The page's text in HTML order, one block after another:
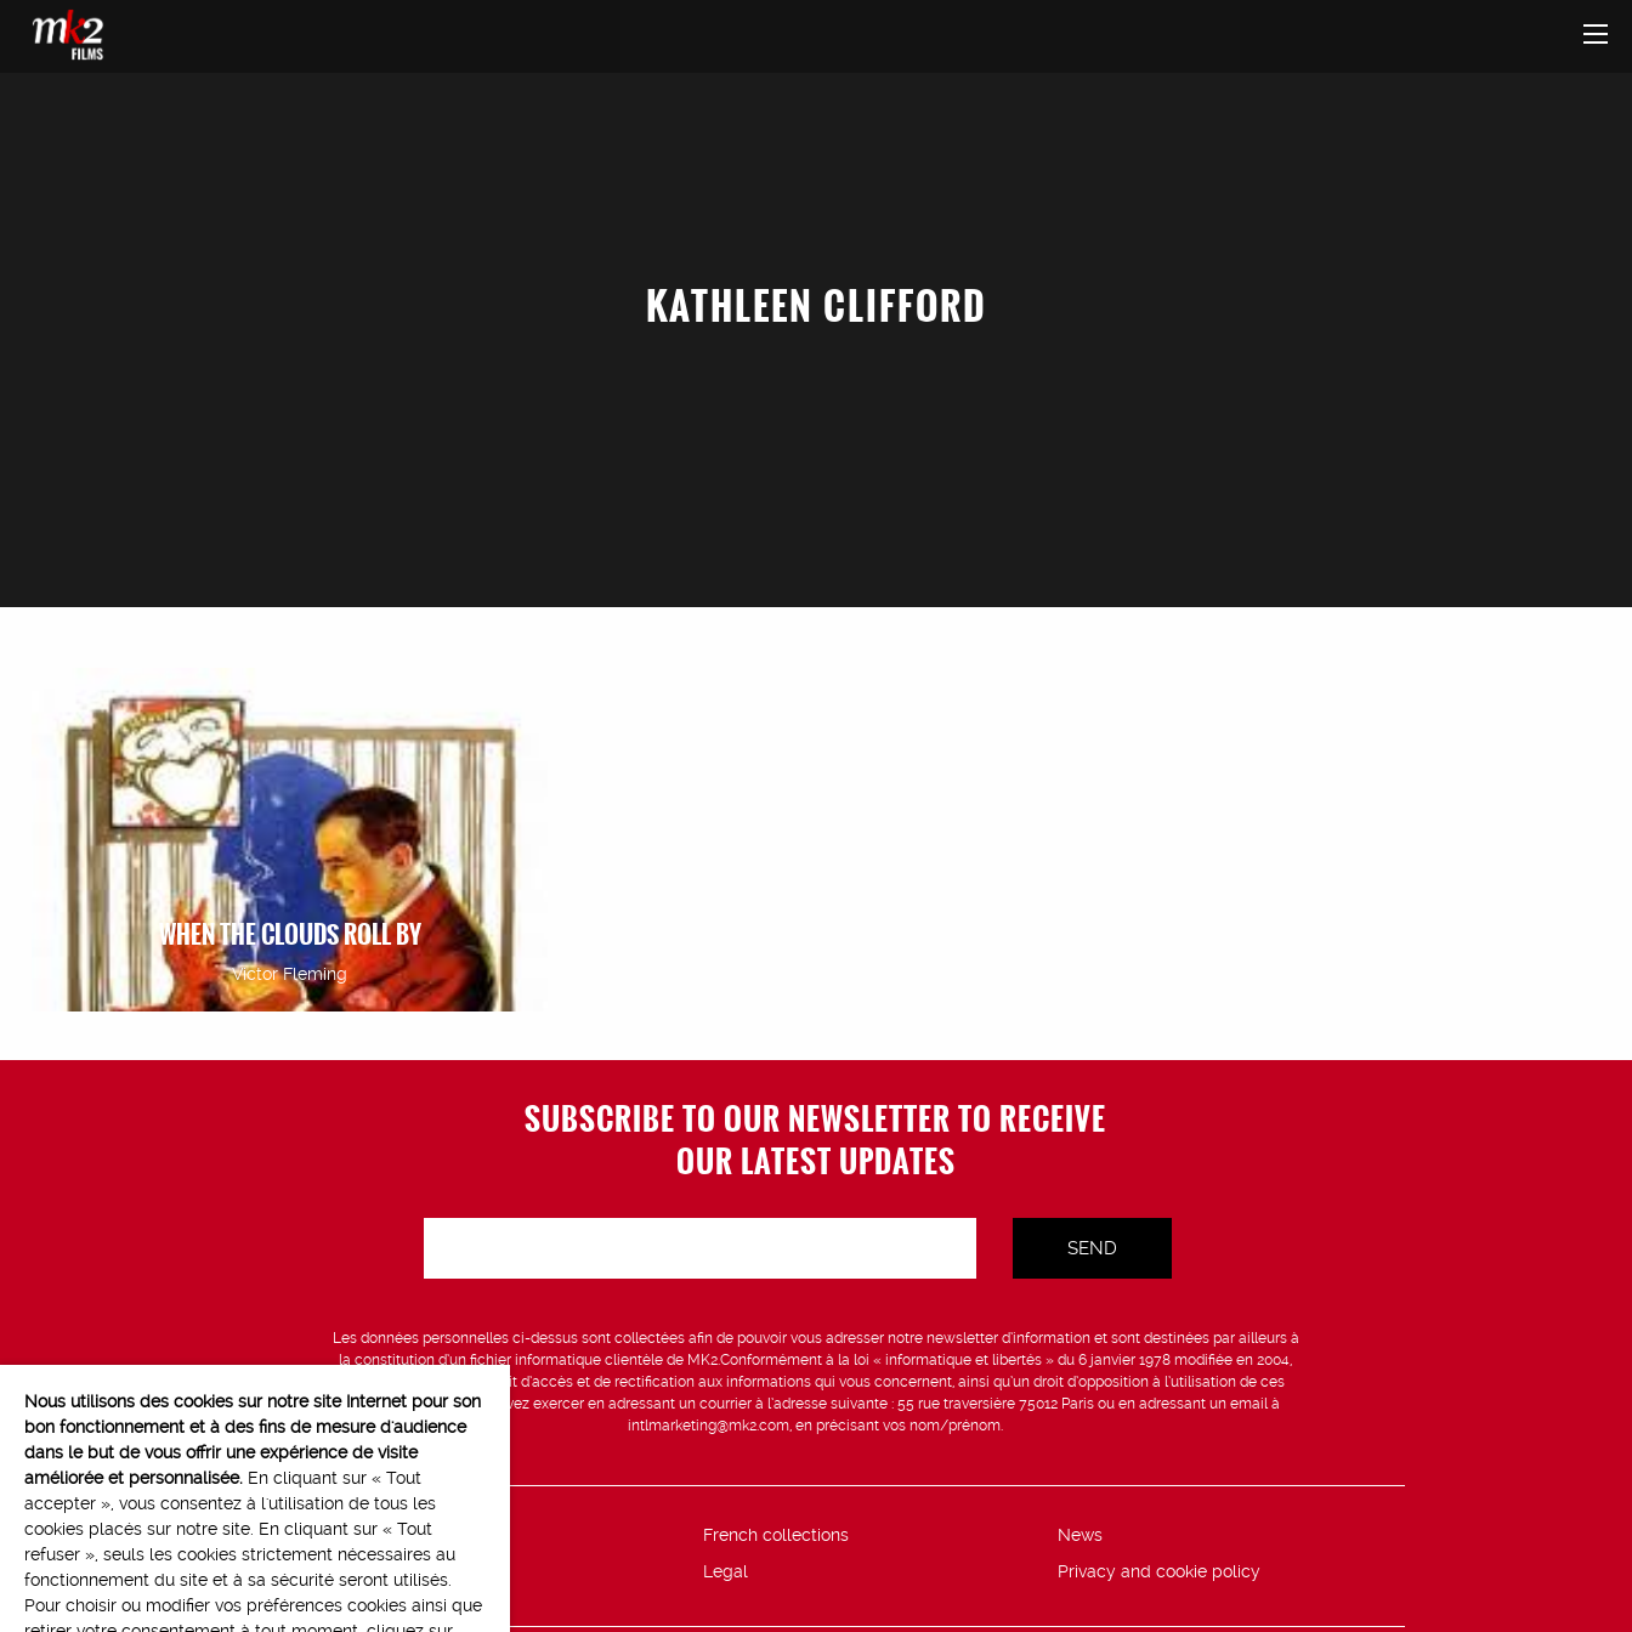
KATHLEEN CLIFFORD
WHEN THE CLOUDS ROLL BY
Victor Fleming
SUBSCRIBE TO OUR NEWSLETTER TO RECEIVE
OUR LATEST UPDATES
Les données personnelles ci-dessus sont collectées afin de pouvoir vous adresser notre newsletter d’information et sont destinées par ailleurs à
la constitution d’un fichier informatique clientèle de MK2.Conformément à la loi « informatique et libertés » du 6 janvier 1978 modifiée en 2004,
vous bénéficiez d’un droit d’accès et de rectification aux informations qui vous concernent, ainsi qu’un droit d’opposition à l’utilisation de ces
données, que vous pouvez exercer en adressant un courrier à l’adresse suivante : 55 rue traversière 75012 Paris ou en adressant un email à
intlmarketing@mk2.com, en précisant vos nom/prénom.
Line up French collections
News
Contact
Legal Privacy and cookie policy
Nous utilisons des cookies sur notre site Internet pour son
bon fonctionnement et à des fins de mesure d'audience
dans le but de vous offrir une expérience de visite
améliorée et personnalisée. En cliquant sur « Tout
accepter », vous consentez à l'utilisation de tous les
cookies placés sur notre site. En cliquant sur « Tout
refuser », seuls les cookies strictement nécessaires au
fonctionnement du site et à sa sécurité seront utilisés.
Pour choisir ou modifier vos préférences cookies ainsi que